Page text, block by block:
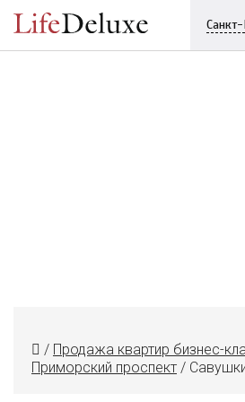
Санкт-
/ Продажа квартир бизнес-
Приморский проспект /